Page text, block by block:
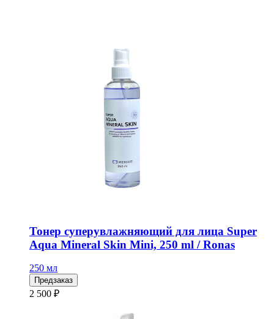
Тонер суперувлажняющий для лица Super
Aqua Mineral Skin Mini, 250 ml / Ronas
250 мл
Предзаказ
2 500 ₽